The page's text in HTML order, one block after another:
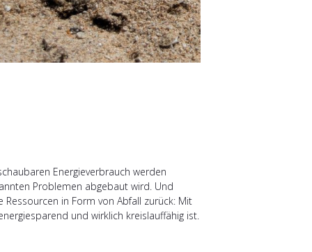
Energieverbrauch werden
Problemen abgebaut wird. Und
in Form von Abfall zurück: Mit
und wirklich kreislauffähig ist.